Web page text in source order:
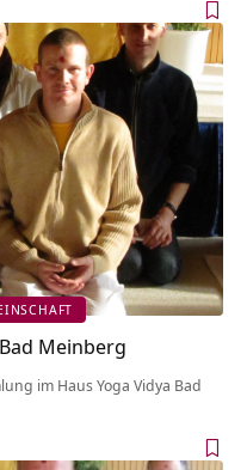
Meinberg
im Haus Yoga Vidya Bad